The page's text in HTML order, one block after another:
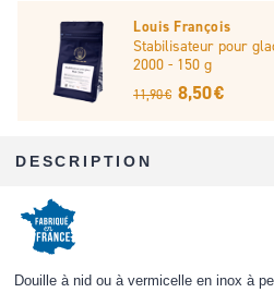
Louis François
Stabilisateur pour
2000 - 150 g
11,90 € 8,50 €
DESCRIPTION
Douille à nid ou à vermicelle en inox à